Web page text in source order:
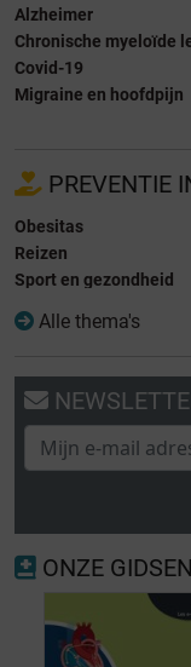
Alzheimer
Chronische myeloïde
Covid-19
Migraine en hoofdpijn
PREVENTIE
Obesitas
Reizen
Sport en gezondheid
Alle thema's
ONZE GIDSEN